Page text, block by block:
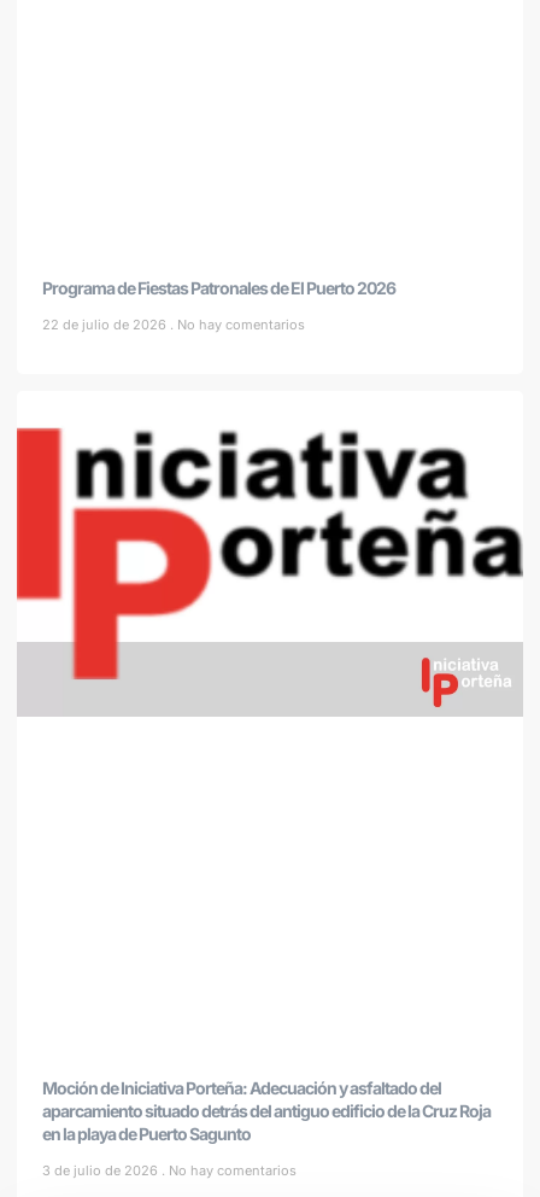
Programa de Fiestas Patronales de El Puerto 2026
22 de julio de 2026 No hay comentarios
Moción de Iniciativa Porteña: Adecuación y asfaltado del
aparcamiento situado detrás del antiguo edificio de la Cruz Roja
en la playa de Puerto Sagunto
3 de julio de 2026 No hay comentarios